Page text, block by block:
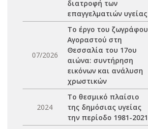
διατροφή των
επαγγελματιών υγείας
07/2026
Το έργο του ζωγράφου
Αγοραστού στη
Θεσσαλία του 17ου
αιώνα: συντήρηση
εικόνων και ανάλυση
χρωστικών
2024
Το θεσμικό πλαίσιο
της δημόσιας υγείας
την περίοδο 1981-2021